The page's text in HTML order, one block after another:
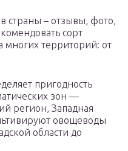
страны – отзывы, фото,
сорт
многих территорий: от
пригодность
зон —
регион, Западная
овощеводы
области до